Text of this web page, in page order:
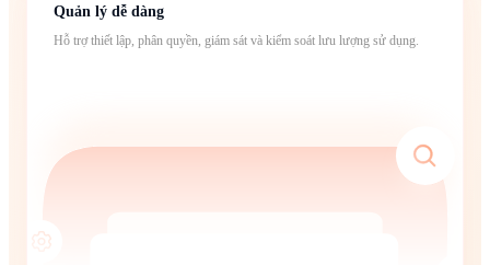
Quản lý dễ dàng
Hỗ trợ thiết lập, phân quyền, giám sát và kiểm soát lưu lượng sử dụng.